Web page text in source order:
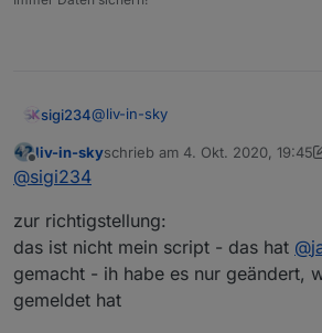
sigi234@liv-in-sky
Hallo, kann man in der Tabelle
Offline
liv-in-skyschrieb am 4. Okt. 2020, 19:45
zuletzt editiert von liv-in-sky
@sigi234
zur richtigstellung:
das ist nicht mein script - das hat @
gemacht - ih habe es nur geändert,
gemeldet hat